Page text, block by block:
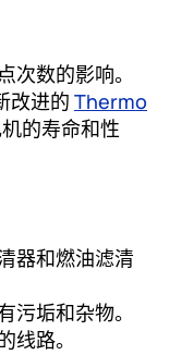
次数的影响。
改进的 Thermo
的寿命和性
器和燃油滤清
污垢和杂物。
线路。